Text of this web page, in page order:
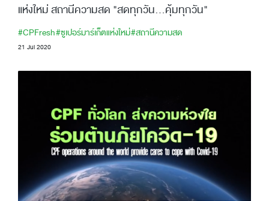
แห่งใหม่ สถานีความสด "สดทุกวัน...คุ้มทุกวัน"
#CPFresh#ซูเปอร์มาร์เก็ตแห่งใหม่#สถานีความสด
21 Jul 2020